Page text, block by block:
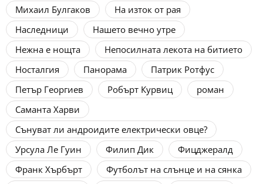
Михаил Булгаков
На изток от рая
Наследници
Нашето вечно утре
Нежна е нощта
Непосилната лекота на битието
Носталгия
Панорама
Патрик Ротфус
Петър Георгиев
Робърт Курвиц
роман
Саманта Харви
Сънуват ли андроидите електрически овце?
Урсула Ле Гуин
Филип Дик
Фицджералд
Франк Хърбърт
Футболът на слънце и на сянка